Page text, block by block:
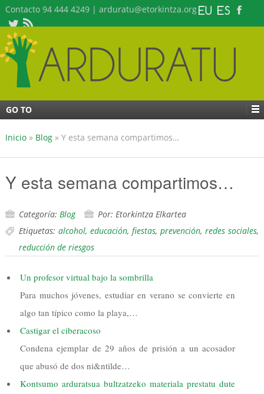
Contacto 94 444 4249 | arduratu@etorkintza.org
GO TO
Inicio» Blog» Y esta semana compartimos…
Y esta semana compartimos…
Categoría: Blog
Por: Etorkintza Elkartea
Etiquetas: alcohol, educación, fiestas,prevención,redes sociales,
reducción de riesgos
Un profesor virtual bajo la sombrilla
Para muchos jóvenes, estudiar en verano se convierte en
algo tan típico como la playa,…
Castigar el ciberacoso
Condena ejemplar de 29 años de prisión a un acosador
que abusó de dos ni&ntilde…
Kontsumo arduratsua bultzatzeko materiala prestatu dute